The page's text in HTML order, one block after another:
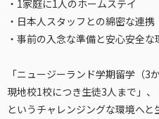
・1家庭に1人のホームステイ
・日本人スタッフとの綿密な連携
・事前の入念な準備と安心安全な
「ニュージーランド学期留学（3
現地校1校につき生徒3人まで」、
というチャレンジングな環境へ